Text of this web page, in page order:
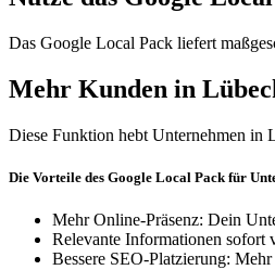
Das Google Local Pack liefert
Mehr Kunden in
Diese Funktion hebt Unternehmen in
Die Vorteile des Google Local Pack für
Mehr Online-Präsenz: Dein
Relevante Informationen sofort
Bessere SEO-Platzierung: